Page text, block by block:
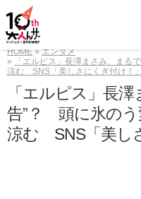
HOME
エンタメ
「エルピス」長澤まさみ、まる
涼む SNS「美しさにくぎ付け！」
「エルピス」長
告”？ 頭に氷のう
涼む SNS「美し